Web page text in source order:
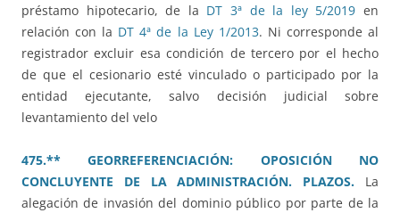
préstamo hipotecario, de la DT 3ª de la ley 5/2019 en
relación con la DT 4ª de la Ley 1/2013. Ni corresponde al
registrador excluir esa condición de tercero por el hecho
de que el cesionario esté vinculado o participado por la
entidad ejecutante, salvo decisión judicial sobre
levantamiento del velo
475.** GEORREFERENCIACIÓN: OPOSICIÓN NO
CONCLUYENTE DE LA ADMINISTRACIÓN. PLAZOS. La
alegación de invasión del dominio público por parte de la